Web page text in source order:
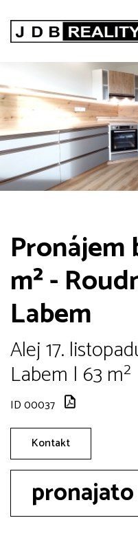
Pronájem
m² -
Labem
Alej 17.
Labem | 63 m²
ID 00037
Kontakt
pronajato